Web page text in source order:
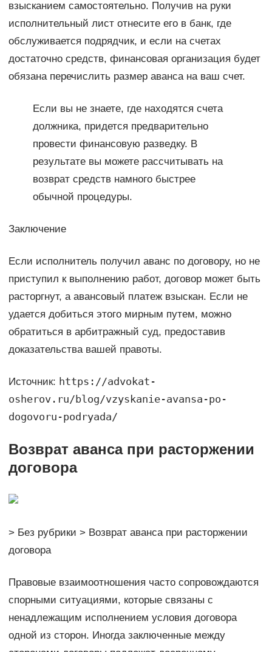
взысканием самостоятельно. Получив на руки
исполнительный лист отнесите его в банк, где
обслуживается подрядчик, и если на счетах
достаточно средств, финансовая организация будет
обязана перечислить размер аванса на ваш счет.
Если вы не знаете, где находятся счета
должника, придется предварительно
провести финансовую разведку. В
результате вы можете рассчитывать на
возврат средств намного быстрее
обычной процедуры.
Заключение
Если исполнитель получил аванс по договору, но не
приступил к выполнению работ, договор может быть
расторгнут, а авансовый платеж взыскан. Если не
удается добиться этого мирным путем, можно
обратиться в арбитражный суд, предоставив
доказательства вашей правоты.
Источник: https://advokat-
osherov.ru/blog/vzyskanie-avansa-po-
dogovoru-podryada/
Возврат аванса при расторжении
договора
> Без рубрики > Возврат аванса при расторжении
договора
Правовые взаимоотношения часто сопровождаются
спорными ситуациями, которые связаны с
ненадлежащим исполнением условия договора
одной из сторон. Иногда заключенные между